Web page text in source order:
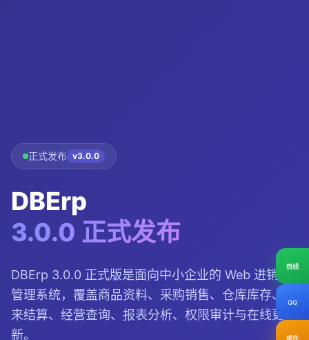
正式发布 v3.0.0
DBErp
3.0.0 正式发布
DBErp 3.0.0 正式版是面向中小企业的 Web 进销存
管理系统，覆盖商品资料、采购销售、仓库库存、往
来结算、经营查询、报表分析、权限审计与在线更
新。
热线
QQ
邮件